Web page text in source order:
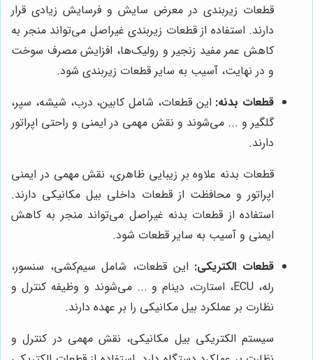
قطعات زیربندی در معرض سایش و فرسایش زیادی قرار
دارند. استفاده از قطعات زیربندی غیراصل می‌تواند منجر به
کاهش عمر مفید زنجیر و رولیک‌ها، افزایش مصرف سوخت
و در نهایت، آسیب به سایر قطعات زیربندی شود.
قطعات بدنه: این قطعات، شامل کابین، درب، شیشه، سپر،
گلگیر و ... می‌شوند و نقش مهمی در ایمنی و راحتی اپراتور
دارند.
قطعات بدنه علاوه بر زیبایی ظاهری، نقش مهمی در ایمنی
اپراتور و محافظت از قطعات داخلی بیل مکانیکی دارند.
استفاده از قطعات بدنه غیراصل می‌تواند منجر به کاهش
ایمنی و آسیب به سایر قطعات شود.
قطعات الکتریکی: این قطعات، شامل سیم‌کشی، سنسور،
رله، ECU، استارت، دینام و ... می‌شوند و وظیفه کنترل و
نظارت بر عملکرد بیل مکانیکی را بر عهده دارند.
سیستم الکتریکی بیل مکانیکی، نقش مهمی در کنترل و